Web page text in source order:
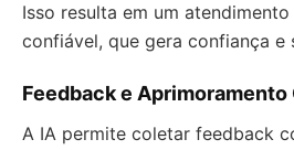
Isso resulta em um
confiável, que gera confiança e
Feedback e
A IA permite coletar feedback